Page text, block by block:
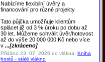
Nabízíme flexibilní úvěry a
financování pro různé projekty.
Tato půjčka umožňuje klientům
splácet již od 3 % úroku po dobu až
30 let. Můžeme schválit úvěr/hotovost
až do výše 20 000 000 Kč nebo více
v ...[zkráceno]
Přidáno 23. 07. 2026 do vlákna: Kniha
hostů - stálé vlákno